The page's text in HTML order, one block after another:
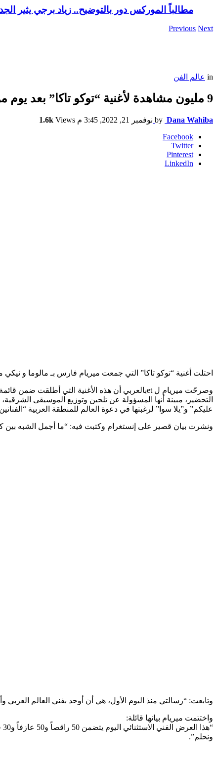
مطالباً الموركس دور بالتوضيح.. زياد برجي يثير
Previous Next
in عالم الفن
9 مليون مشاهدة لأغنية “توكو تاكا” بعد يوم من طرحها.. وميريام فارس تعلق!
by Dana Wahiba نوفمبر 21, 2022, 3:45 م 1.6k Views
Facebook
Twitter
Pinterest
LinkedIn
احتلت أغنية “توكو تاكا” التي جمعت ميريام فارس بـ مالوما و نيكي
التحضير، مبينة أنها المسؤولة عن تلحين وتوزيع الموسيقى
عليكم” و”يلا سوا” لرغبتها في دعوة العالم للمنطقة العربية
ونشرت بيان قصير على إنستغرام وكتبت فيه: “ما أجمل الشبه بين
وتابعت: “رسالتي منذ اليوم الأول، هي أن أوحد بفني العالم
واختتمت ميريام بيانها قائلة:
ونحلم”.